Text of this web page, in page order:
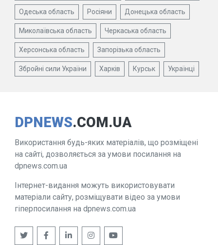
Одеська область Росіяни Донецька область
Миколаївська область Черкаська область
Херсонська область Запорізька область
Збройні сили України Харків Курськ Українці
DPNEWS.COM.UA
Використання будь-яких матеріалів, що розміщені
на сайті, дозволяється за умови посилання на
dpnews.com.ua
Інтернет-видання можуть використовувати
матеріали сайту, розміщувати відео за умови
гіперпосилання на dpnews.com.ua